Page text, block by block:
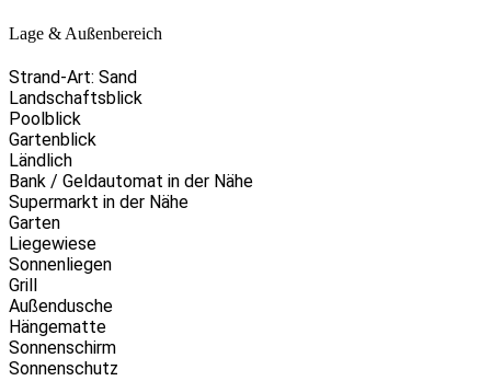
Lage & Außenbereich
Strand-Art: Sand
Landschaftsblick
Poolblick
Gartenblick
Ländlich
Bank / Geldautomat in der Nähe
Supermarkt in der Nähe
Garten
Liegewiese
Sonnenliegen
Grill
Außendusche
Hängematte
Sonnenschirm
Sonnenschutz